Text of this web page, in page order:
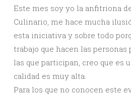
Este mes soy yo la anfitriona
Culinario, me hace mucha
esta iniciativa y sobre todo
trabajo que hacen las personas
las que participan, creo que es
calidad es muy alta.
Para los que no conocen este